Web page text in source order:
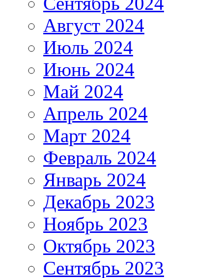
Август 2024
Июль 2024
Июнь 2024
Май 2024
Апрель 2024
Март 2024
Февраль 2024
Январь 2024
Декабрь 2023
Ноябрь 2023
Октябрь 2023
Сентябрь 2023